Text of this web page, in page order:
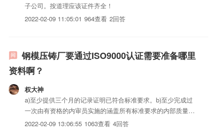
子公司。按道理应该证件齐全！
2022-02-09 11:05:01 964查看 2回答
钢模压铸厂要通过ISO9000认证需要准备哪里
资料啊？
权大神
a)至少提供三个月的记录证明已符合标准要求。b)至少完成过
一次由有资格的内审员实施的涵盖所有标准要求的内部质量
（环境、职业健康安全）审核，并留有审核全过程的记录。c)
2022-02-09 13:06:55 1063查看 4回答